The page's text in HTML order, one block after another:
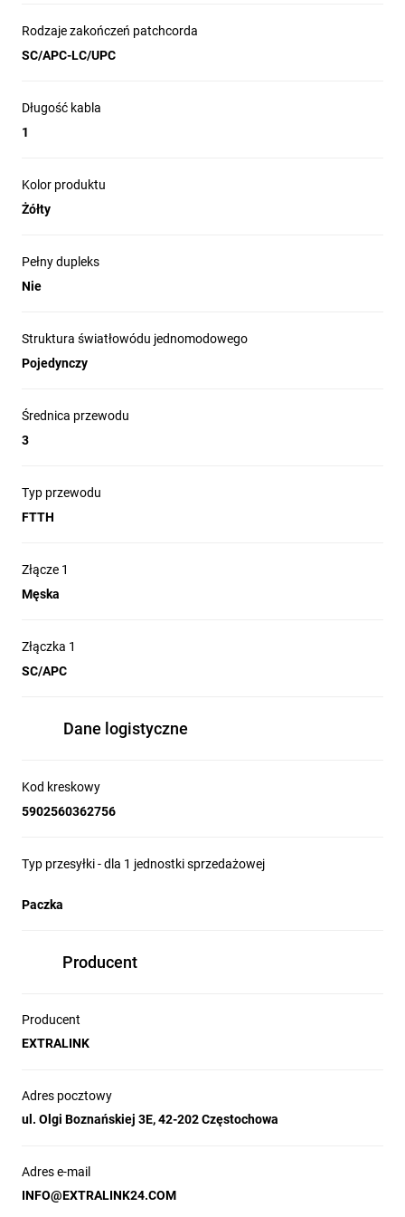
Prosta i intuicyjna obsługa urządzenia
Rodzaje zakończeń patchcorda
SC/APC-LC/UPC
Długość kabla
1
Kolor produktu
Żółty
Pełny dupleks
Nie
Struktura światłowódu jednomodowego
Pojedynczy
Średnica przewodu
3
Typ przewodu
FTTH
Złącze 1
Męska
Złączka 1
SC/APC
Dane logistyczne
Kod kreskowy
5902560362756
Typ przesyłki - dla 1 jednostki sprzedażowej
Paczka
Producent
Producent
EXTRALINK
Adres pocztowy
ul. Olgi Boznańskiej 3E, 42-202 Częstochowa
Adres e-mail
INFO@EXTRALINK24.COM